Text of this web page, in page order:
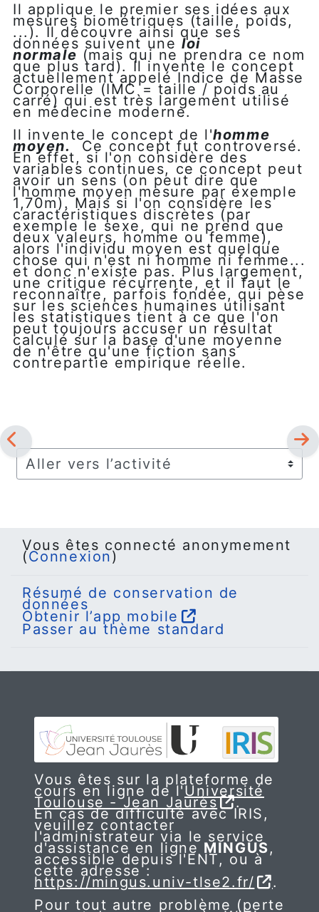
Il applique le premier ses idées aux
mesures biométriques (taille, poids,
...). Il découvre ainsi que ses
données suivent uneloi
normale (mais qui ne prendra ce nom
que plus tard). Il invente le concept
actuellement appelé Indice de Masse
Corporelle (IMC = taille / poids au
carré) qui est très largement utilisé
en médecine moderne.
Il invente le concept de l'homme
moyen. Ce concept fut controversé.
En effet, si l'on considère des
variables continues, ce concept peut
avoir un sens (on peut dire que
l'homme moyen mesure par exemple
1,70m). Mais si l'on considère les
caractéristiques discrètes (par
exemple le sexe, qui ne prend que
deux valeurs, homme ou femme),
alors l'individu moyen est quelque
chose qui n'est ni homme ni femme...
et donc n'existe pas. Plus largement,
une critique récurrente, et il faut le
reconnaître, parfois fondée, qui pèse
sur les sciences humaines utilisant
les statistiques tient à ce que l'on
peut toujours accuser un résultat
calculé sur la base d'une moyenne
de n'être qu'une fiction sans
contrepartie empirique réelle.
Aller vers l’activité
Vous êtes connecté anonymement
(Connexion)
Résumé de conservation de
données
Obtenir l’app mobile
Passer au thème standard
Vous êtes sur la plateforme de
cours en ligne de l'Université
Toulouse - Jean Jaurès .
En cas de difficulté avec IRIS,
veuillez contacter
l'administrateur via le service
d'assistance en ligne MINGUS,
accessible depuis l'ENT, ou à
cette adresse :
https://mingus.univ-tlse2.fr/
.
Pour tout autre problème (perte